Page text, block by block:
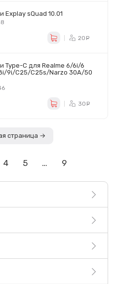
Explay sQuad 10.01
20
Type-C для Realme 6/6i/6
9i/C25/C25s/Narzo 30A/50
30
страница →
4 5 … 9